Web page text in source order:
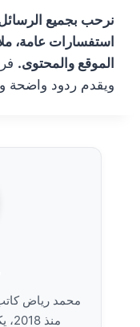
نرحب بجميع
استفسارات عامة،
الموقع والمحتوى.
ويقدم ردود واضحة